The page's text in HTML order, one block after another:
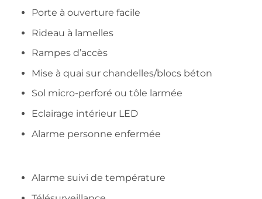
Porte à ouverture facile
Rideau à lamelles
Rampes d’accès
Mise à quai sur chandelles/blocs béton
Sol micro-perforé ou tôle larmée
Eclairage intérieur LED
Alarme personne enfermée
Alarme suivi de température